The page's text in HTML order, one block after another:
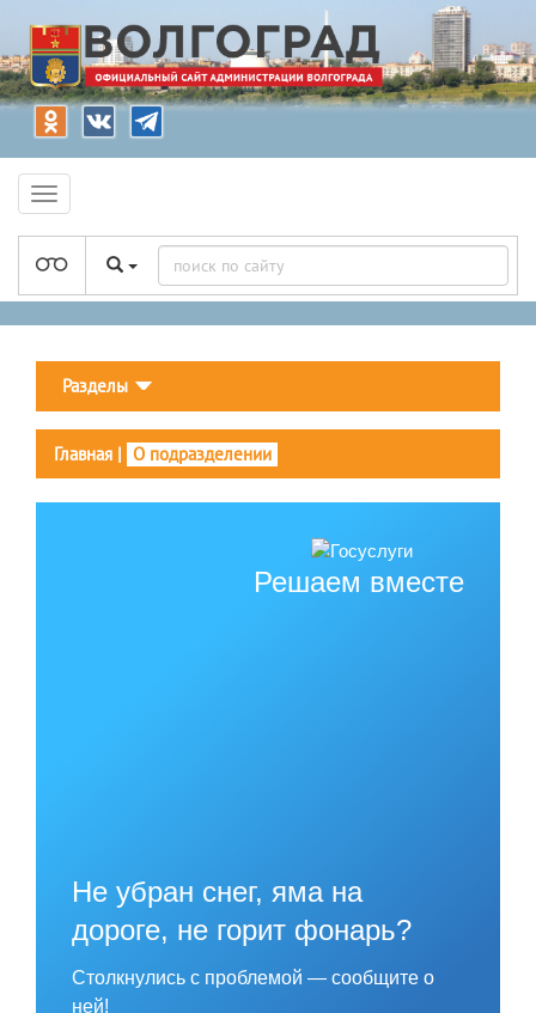
Разделы
Главная | О подразделении
Решаем вместе
Не убран снег, яма на
дороге, не горит фонарь?
Столкнулись с проблемой — сообщите о
ней!